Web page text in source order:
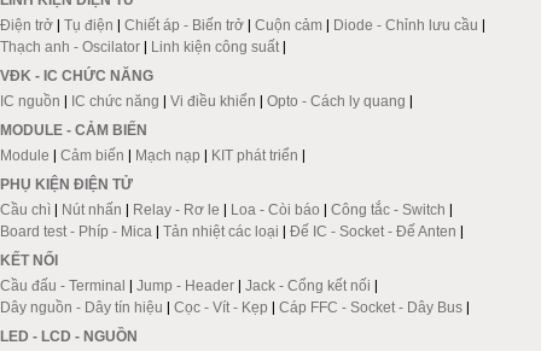
Điện trở | Tụ điện | Chiết áp - Biến trở | Cuộn cảm | Diode - Chỉnh lưu cầu |
Thạch anh - Oscilator | Linh kiện công suất |
VĐK - IC CHỨC NĂNG
IC nguồn | IC chức năng | Vi điều khiển | Opto - Cách ly quang |
MODULE - CẢM BIẾN
Module | Cảm biến | Mạch nạp | KIT phát triển |
PHỤ KIỆN ĐIỆN TỬ
Cầu chì | Nút nhấn | Relay - Rơ le | Loa - Còi báo | Công tắc - Switch |
Board test - Phíp - Mica | Tản nhiệt các loại | Đế IC - Socket - Đế Anten |
KẾT NỐI
Cầu đấu - Terminal | Jump - Header | Jack - Cổng kết nối |
Dây nguồn - Dây tín hiệu | Cọc - Vít - Kẹp | Cáp FFC - Socket - Dây Bus |
LED - LCD - NGUỒN